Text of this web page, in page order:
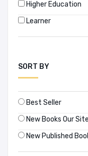
হ্যাপি হোম এন্ড হেলথকেয়ার
Higher Education
Learner
SORT BY
Best Seller
New Books Our Site
New Published